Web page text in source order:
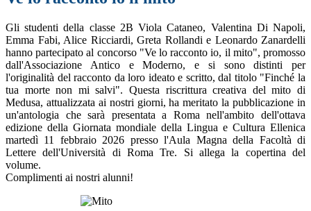
Gli studenti della classe 2B Viola Cataneo, Valentina Di Napoli,
Emma Fabi, Alice Ricciardi, Greta Rollandi e Leonardo Zanardelli
hanno partecipato al concorso "Ve lo racconto io, il mito", promosso
dall'Associazione Antico e Moderno, e si sono distinti per
l'originalità del racconto da loro ideato e scritto, dal titolo "Finché la
tua morte non mi salvi". Questa riscrittura creativa del mito di
Medusa, attualizzata ai nostri giorni, ha meritato la pubblicazione in
un'antologia che sarà presentata a Roma nell'ambito dell'ottava
edizione della Giornata mondiale della Lingua e Cultura Ellenica
martedì 11 febbraio 2026 presso l'Aula Magna della Facoltà di
Lettere dell'Università di Roma Tre. Si allega la copertina del
volume.
Complimenti ai nostri alunni!